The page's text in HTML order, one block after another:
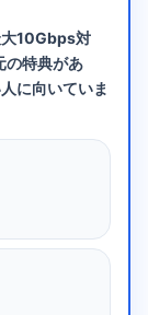
大10Gbps対
特典があ
に向いていま